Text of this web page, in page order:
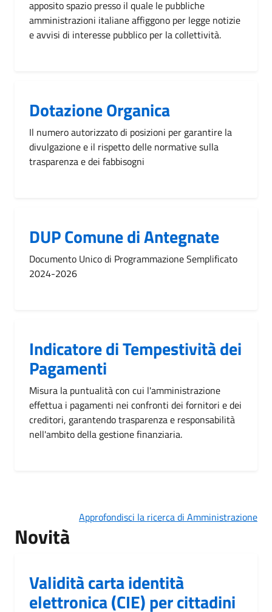
apposito spazio presso il quale le pubbliche
amministrazioni italiane affiggono per legge notizie
e avvisi di interesse pubblico per la collettività.
Dotazione Organica
Il numero autorizzato di posizioni per garantire la
divulgazione e il rispetto delle normative sulla
trasparenza e dei fabbisogni
DUP Comune di Antegnate
Documento Unico di Programmazione Semplificato
2024-2026
Indicatore di Tempestività dei
Pagamenti
Misura la puntualità con cui l'amministrazione
effettua i pagamenti nei confronti dei fornitori e dei
creditori, garantendo trasparenza e responsabilità
nell'ambito della gestione finanziaria.
Approfondisci la ricerca di Amministrazione
Novità
Validità carta identità
elettronica (CIE) per cittadini